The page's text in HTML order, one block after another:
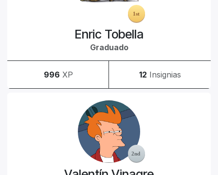
Enric Tobella
Graduado
996 XP 12 Insignias